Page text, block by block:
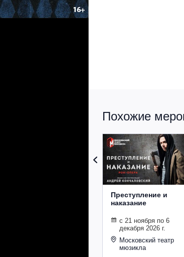
Похожие
Преступление и
наказание
с 21 ноября по 6
декабря 2026 г.
Московский театр
мюзикла